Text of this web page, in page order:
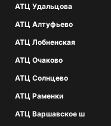
АТЦ Удальцова
АТЦ Алтуфьево
АТЦ Лобненская
АТЦ Очаково
АТЦ Солнцево
АТЦ Раменки
АТЦ Варшавское ш